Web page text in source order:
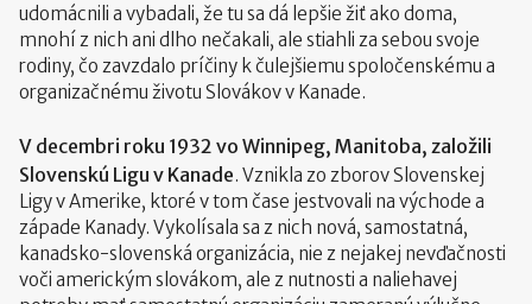
udomácnili a vybadali, že tu sa dá lepšie žiť ako doma,
mnohí z nich ani dlho nečakali, ale stiahli za sebou svoje
rodiny, čo zavzdalo príčiny k čulejšiemu spoločenskému a
organizačnému životu Slovákov v Kanade.
V decembri roku 1932 vo Winnipeg, Manitoba, založili
Slovenskú Ligu v Kanade. Vznikla zo zborov Slovenskej
Ligy v Amerike, ktoré v tom čase jestvovali na východe a
západe Kanady. Vykolísala sa z nich nová, samostatná,
kanadsko-slovenská organizácia, nie z nejakej nevďačnosti
voči americkým slovákom, ale z nutnosti a naliehavej